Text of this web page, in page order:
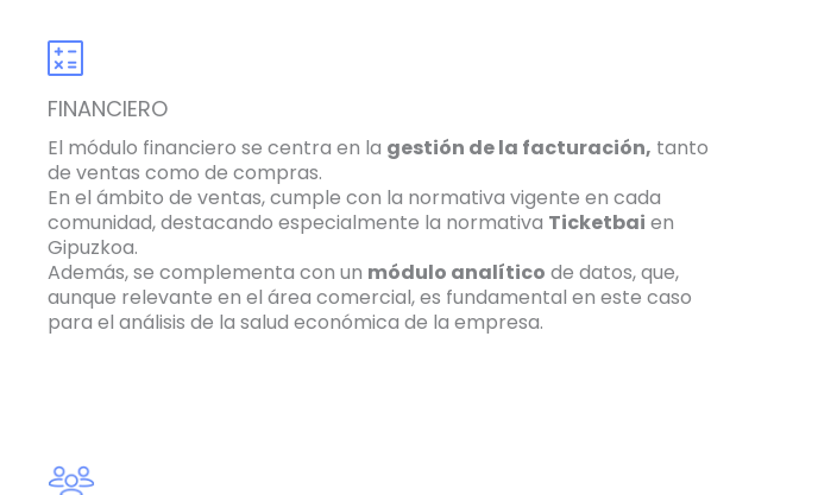
FINANCIERO
El módulo financiero se centra en la gestión de la facturación, tanto
de ventas como de compras.
En el ámbito de ventas, cumple con la normativa vigente en cada
comunidad, destacando especialmente la normativa Ticketbai en
Gipuzkoa.
Además, se complementa con un módulo analítico de datos, que,
aunque relevante en el área comercial, es fundamental en este caso
para el análisis de la salud económica de la empresa.